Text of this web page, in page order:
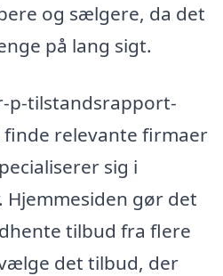
og sælgere, da det
på lang sigt.
p-tilstandsrapport-
finde relevante firmaer
sig i
gør det
tilbud fra flere
det tilbud, der